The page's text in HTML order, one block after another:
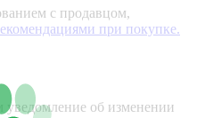
с продавцом,
при покупке.
об изменении